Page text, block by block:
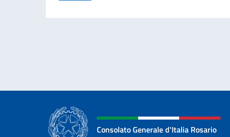
Consolato Generale d'Italia Rosario